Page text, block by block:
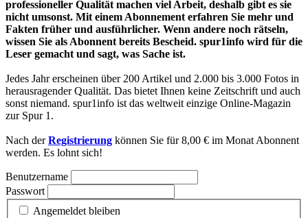
professioneller Qualität machen viel Arbeit, deshalb gibt es sie
nicht umsonst. Mit einem Abonnement erfahren Sie mehr und
Fakten früher und ausführlicher. Wenn andere noch rätseln,
wissen Sie als Abonnent bereits Bescheid. spur1info wird für die
Leser gemacht und sagt, was Sache ist.
Jedes Jahr erscheinen über 200 Artikel und 2.000 bis 3.000 Fotos in
herausragender Qualität. Das bietet Ihnen keine Zeitschrift und auch
sonst niemand. spur1info ist das weltweit einzige Online-Magazin
zur Spur 1.
Nach derRegistrierung können Sie für 8,00 € im Monat Abonnent
werden. Es lohnt sich!
Benutzername
Passwort
Angemeldet bleiben